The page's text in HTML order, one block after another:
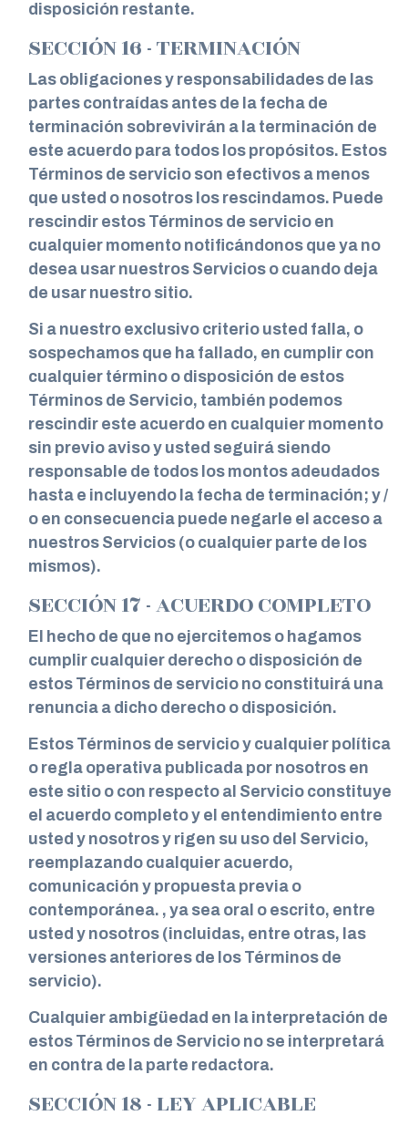
disposición restante.
SECCIÓN 16 - TERMINACIÓN
Las obligaciones y responsabilidades de las
partes contraídas antes de la fecha de
terminación sobrevivirán a la terminación de
este acuerdo para todos los propósitos. Estos
Términos de servicio son efectivos a menos
que usted o nosotros los rescindamos. Puede
rescindir estos Términos de servicio en
cualquier momento notificándonos que ya no
desea usar nuestros Servicios o cuando deja
de usar nuestro sitio.
Si a nuestro exclusivo criterio usted falla, o
sospechamos que ha fallado, en cumplir con
cualquier término o disposición de estos
Términos de Servicio, también podemos
rescindir este acuerdo en cualquier momento
sin previo aviso y usted seguirá siendo
responsable de todos los montos adeudados
hasta e incluyendo la fecha de terminación; y /
o en consecuencia puede negarle el acceso a
nuestros Servicios (o cualquier parte de los
mismos).
SECCIÓN 17 - ACUERDO COMPLETO
El hecho de que no ejercitemos o hagamos
cumplir cualquier derecho o disposición de
estos Términos de servicio no constituirá una
renuncia a dicho derecho o disposición.
Estos Términos de servicio y cualquier política
o regla operativa publicada por nosotros en
este sitio o con respecto al Servicio constituye
el acuerdo completo y el entendimiento entre
usted y nosotros y rigen su uso del Servicio,
reemplazando cualquier acuerdo,
comunicación y propuesta previa o
contemporánea. , ya sea oral o escrito, entre
usted y nosotros (incluidas, entre otras, las
versiones anteriores de los Términos de
servicio).
Cualquier ambigüedad en la interpretación de
estos Términos de Servicio no se interpretará
en contra de la parte redactora.
SECCIÓN 18 - LEY APLICABLE